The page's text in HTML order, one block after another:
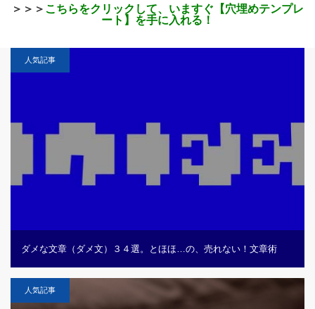
＞＞＞ こちらをクリックして、いますぐ【穴埋めテンプレ
ート】を手に入れる！
人気記事
ダメな文章（ダメ文）３４選。とほほ…の、売れない！文章術
人気記事